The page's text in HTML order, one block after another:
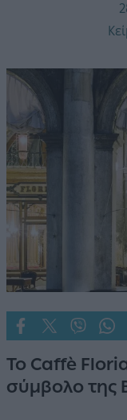
To Caffè
σύμβολο της